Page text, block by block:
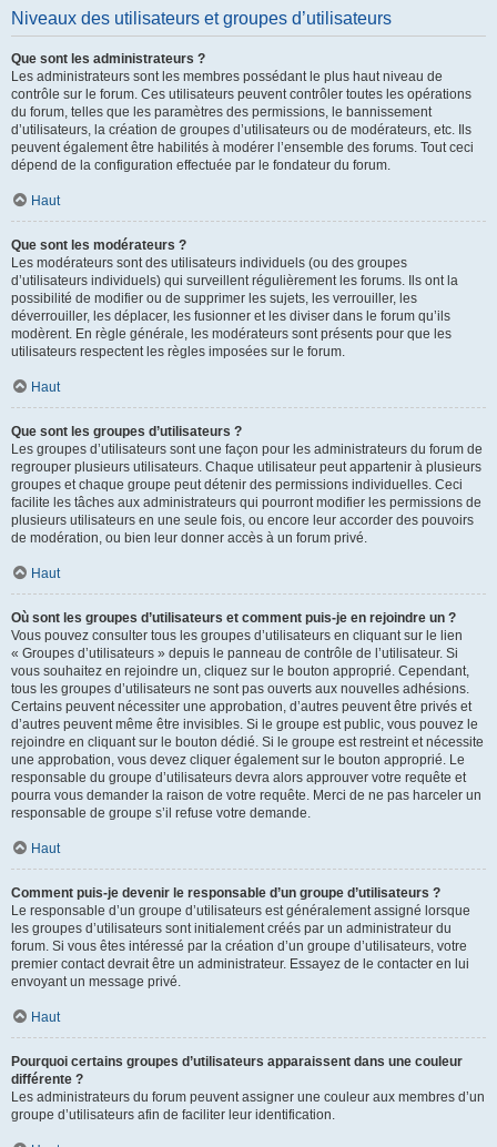
Niveaux des utilisateurs et groupes d’utilisateurs
Que sont les administrateurs ?
Les administrateurs sont les membres possédant le plus haut niveau de
contrôle sur le forum. Ces utilisateurs peuvent contrôler toutes les opérations
du forum, telles que les paramètres des permissions, le bannissement
d’utilisateurs, la création de groupes d’utilisateurs ou de modérateurs, etc. Ils
peuvent également être habilités à modérer l’ensemble des forums. Tout ceci
dépend de la configuration effectuée par le fondateur du forum.
Haut
Que sont les modérateurs ?
Les modérateurs sont des utilisateurs individuels (ou des groupes
d’utilisateurs individuels) qui surveillent régulièrement les forums. Ils ont la
possibilité de modifier ou de supprimer les sujets, les verrouiller, les
déverrouiller, les déplacer, les fusionner et les diviser dans le forum qu’ils
modèrent. En règle générale, les modérateurs sont présents pour que les
utilisateurs respectent les règles imposées sur le forum.
Haut
Que sont les groupes d’utilisateurs ?
Les groupes d’utilisateurs sont une façon pour les administrateurs du forum de
regrouper plusieurs utilisateurs. Chaque utilisateur peut appartenir à plusieurs
groupes et chaque groupe peut détenir des permissions individuelles. Ceci
facilite les tâches aux administrateurs qui pourront modifier les permissions de
plusieurs utilisateurs en une seule fois, ou encore leur accorder des pouvoirs
de modération, ou bien leur donner accès à un forum privé.
Haut
Où sont les groupes d’utilisateurs et comment puis-je en rejoindre un ?
Vous pouvez consulter tous les groupes d’utilisateurs en cliquant sur le lien
« Groupes d’utilisateurs » depuis le panneau de contrôle de l’utilisateur. Si
vous souhaitez en rejoindre un, cliquez sur le bouton approprié. Cependant,
tous les groupes d’utilisateurs ne sont pas ouverts aux nouvelles adhésions.
Certains peuvent nécessiter une approbation, d’autres peuvent être privés et
d’autres peuvent même être invisibles. Si le groupe est public, vous pouvez le
rejoindre en cliquant sur le bouton dédié. Si le groupe est restreint et nécessite
une approbation, vous devez cliquer également sur le bouton approprié. Le
responsable du groupe d’utilisateurs devra alors approuver votre requête et
pourra vous demander la raison de votre requête. Merci de ne pas harceler un
responsable de groupe s’il refuse votre demande.
Haut
Comment puis-je devenir le responsable d’un groupe d’utilisateurs ?
Le responsable d’un groupe d’utilisateurs est généralement assigné lorsque
les groupes d’utilisateurs sont initialement créés par un administrateur du
forum. Si vous êtes intéressé par la création d’un groupe d’utilisateurs, votre
premier contact devrait être un administrateur. Essayez de le contacter en lui
envoyant un message privé.
Haut
Pourquoi certains groupes d’utilisateurs apparaissent dans une couleur
différente ?
Les administrateurs du forum peuvent assigner une couleur aux membres d’un
groupe d’utilisateurs afin de faciliter leur identification.